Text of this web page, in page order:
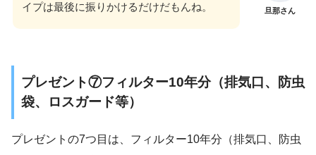
旦那さん
イプは最後に振りかけるだけだもんね。
プレゼント⑦フィルター10年分（排気口、防虫
袋、ロスガード等）
プレゼントの7つ目は、フィルター10年分（排気口、防虫